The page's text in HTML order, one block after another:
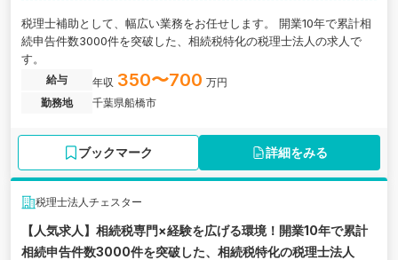
税理士補助として、幅広い業務をお任せします。 開業10年で累計相
続申告件数3000件を突破した、相続税特化の税理士法人の求人で
す。
給与 年収 350〜700 万円
勤務地
千葉県船橋市
ブックマーク 詳細をみる
税理士法人チェスター
【人気求人】相続税専門×経験を広げる環境！開業10年で累計
相続申告件数3000件を突破した、相続税特化の税理士法人